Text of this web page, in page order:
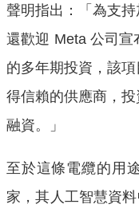
聲明指出：「為支
還歡迎 Meta 公司
的多年期投資，該
得信賴的供應商，
融資。」
至於這條電纜的用
家，其人工智慧資